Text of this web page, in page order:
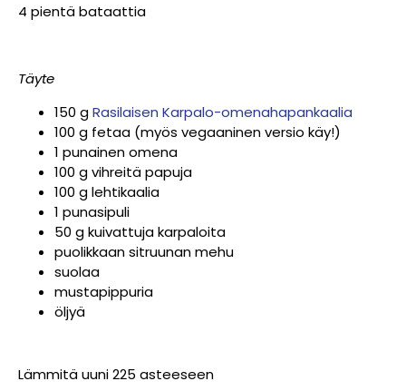
4 pientä bataattia
Täyte
150 gRasilaisen Karpalo-omenahapankaalia
100 g fetaa (myös vegaaninen versio käy!)
1 punainen omena
100 g vihreitä papuja
100 g lehtikaalia
1 punasipuli
50 g kuivattuja karpaloita
puolikkaan sitruunan mehu
suolaa
mustapippuria
öljyä
Lämmitä uuni 225 asteeseen